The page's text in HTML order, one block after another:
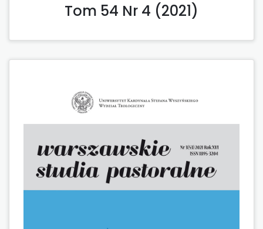
Tom 54 Nr 4 (2021)